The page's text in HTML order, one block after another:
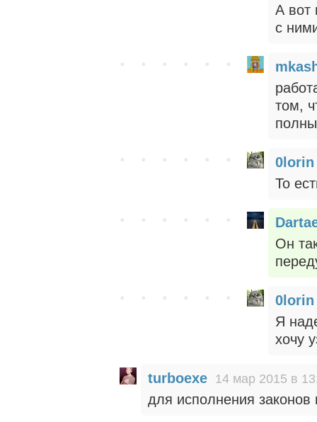
А вот
с
том,
0lorin
То
Он
0lorin
Я
хочу
turboexe 14 мар 2015 в
для исполнения